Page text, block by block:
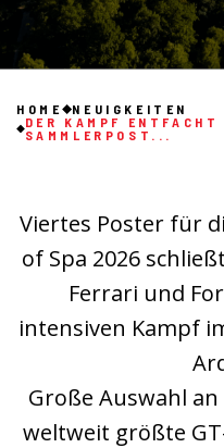
HOME
NEUIGKEITEN
DER KAMPF ENTFACHT
SAMMLERPOST...
Viertes Poster für
of Spa 2026
Ferrari und
intensiven Kampf
Große Auswahl
weltweit größte